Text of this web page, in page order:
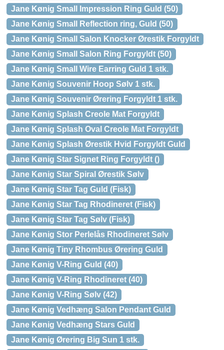
Jane Kønig Small Impression Ring Guld (50)
Jane Kønig Small Reflection ring, Guld (50)
Jane Kønig Small Salon Knocker Ørestik Forgyldt
Jane Kønig Small Salon Ring Forgyldt (50)
Jane Kønig Small Wire Earring Guld 1 stk.
Jane Kønig Souvenir Hoop Sølv 1 stk.
Jane Kønig Souvenir Ørering Forgyldt 1 stk.
Jane Kønig Splash Creole Mat Forgyldt
Jane Kønig Splash Oval Creole Mat Forgyldt
Jane Kønig Splash Ørestik Hvid Forgyldt Guld
Jane Kønig Star Signet Ring Forgyldt ()
Jane Kønig Star Spiral Ørestik Sølv
Jane Kønig Star Tag Guld (Fisk)
Jane Kønig Star Tag Rhodineret (Fisk)
Jane Kønig Star Tag Sølv (Fisk)
Jane Kønig Stor Perlelås Rhodineret Sølv
Jane Kønig Tiny Rhombus Ørering Guld
Jane Kønig V-Ring Guld (40)
Jane Kønig V-Ring Rhodineret (40)
Jane Kønig V-Ring Sølv (42)
Jane Kønig Vedhæng Salon Pendant Guld
Jane Kønig Vedhæng Stars Guld
Jane Kønig Ørering Big Sun 1 stk.